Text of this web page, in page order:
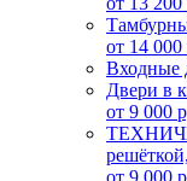
от 14 000
Входные
Двери в
от 9 000